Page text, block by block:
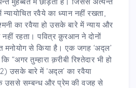
रवैये का ध्यान नहीं रखता,
का रवैया हो उसके बारे में न्याय और
रहता। पवित्र क़ुरआन ने दोनों
से किया है। एक जगह ‘अद्ल’
तुम्हारा क़रीबी रिश्तेदार भी हो
उसके बारे में ‘अद्ल’ का रवैया
उससे सम्बन्ध और प्रेम की वजह से